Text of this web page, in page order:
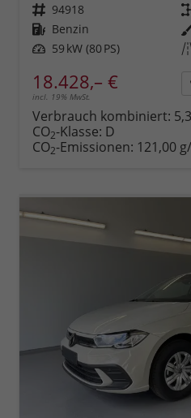
Fahrzeugnr. 94918
Kraftstoff Benzin
Leistung 59 kW (80 PS)
18.428,– €
incl. 19% MwSt.
Verbrauch kombiniert:
CO2-Klasse: D
CO2-Emissionen: 121,00